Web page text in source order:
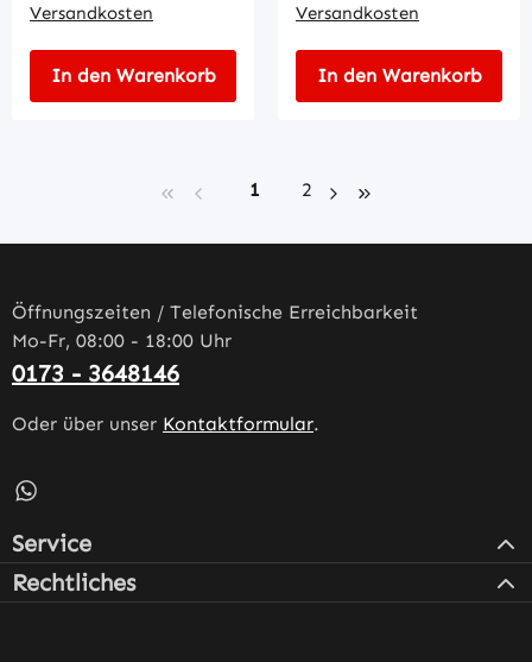
Versandkosten
In den Warenkorb
Versandkosten
In den Warenkorb
Seite
1 Seite
2
Öffnungszeiten / Telefonische Erreichbarkeit
Mo-Fr, 08:00 - 18:00 Uhr
0173 - 3648146
Oder über unser Kontaktformular.
Schreib uns auf WhatsApp – öffnet in neuem Tab
Service
Rechtliches